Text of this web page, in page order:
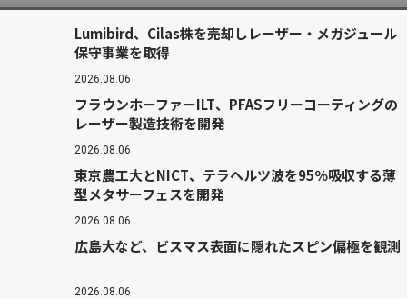
Lumibird、Cilas株を売却しレーザー・メガジュール
保守事業を取得
2026.08.06
フラウンホーファーILT、PFASフリーコーティングの
レーザー製造技術を開発
2026.08.06
東京農工大とNICT、テラヘルツ波を95％吸収する薄
型メタサーフェスを開発
2026.08.06
広島大など、ビスマス表面に隠れたスピン偏極を観測
2026.08.06